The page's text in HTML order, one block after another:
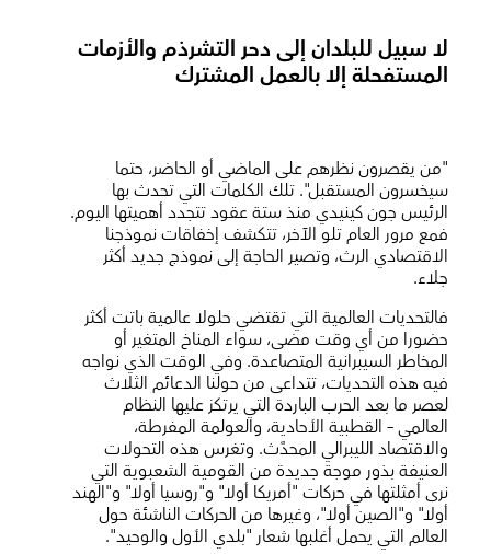
لا سبيل للبلدان إلى دحر التشرذم والأزمات
المستفحلة إلا بالعمل المشترك
"من يقصرون نظرهم على الماضي أو الحاضر، حتما
سيخسرون المستقبل". تلك الكلمات التي تحدث بها
الرئيس جون كينيدي منذ ستة عقود تتجدد أهميتها اليوم.
فمع مرور العام تلو الآخر، تتكشف إخفاقات نموذجنا
الاقتصادي الرث، وتصير الحاجة إلى نموذج جديد أكثر
جلاء.
فالتحديات العالمية التي تقتضي حلولا عالمية باتت أكثر
حضورا من أي وقت مضى، سواء المناخ المتغير أو
المخاطر السيبرانية المتصاعدة. وفي الوقت الذي نواجه
فيه هذه التحديات، تتداعى من حولنا الدعائم الثلاث
لعصر ما بعد الحرب الباردة التي يرتكز عليها النظام
العالمي – القطبية الأحادية، والعولمة المفرطة،
والاقتصاد الليبرالي المحدَّث. وتغرس هذه التحولات
العنيفة بذور موجة جديدة من القومية الشعبوية التي
نرى أمثلتها في حركات "أمريكا أولا" و"روسيا أولا" و"الهند
أولا" و"الصين أولا"، وغيرها من الحركات الناشئة حول
العالم التي يحمل أغلبها شعار "بلدي الأول والوحيد".